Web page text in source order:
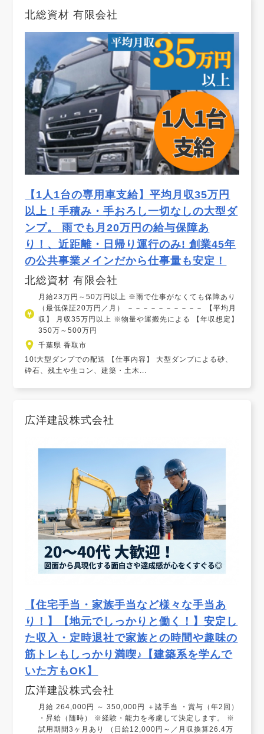
北総資材 有限会社
【1人1台の専用車支給】平均月収35万円
以上！手積み・手おろし一切なしの大型ダ
ンプ。 雨でも月20万円の給与保障あ
り！、近距離・日帰り運行のみ! 創業45年
の公共事業メインだから仕事量も安定！
北総資材 有限会社
月給23万円～50万円以上 ※雨で仕事がなくても保障あり
（最低保証20万円／月） －－－－－－－－－－ 【平均月
収】 月収35万円以上 ※物量や運搬先による 【年収想定】
350万～500万円
千葉県 香取市
10t大型ダンプでの配送 【仕事内容】 大型ダンプによる砂、
砕石、残土や生コン、建築・土木...
広洋建設株式会社
【住宅手当・家族手当など様々な手当あ
り！】【地元でしっかりと働く！】安定し
た収入・定時退社で家族との時間や趣味の
筋トレもしっかり満喫♪【建築系を学んで
いた方もOK】
広洋建設株式会社
月給 264,000円 ～ 350,000円 ＋諸手当 ・賞与（年2回）
・昇給（随時） ※経験・能力を考慮して決定します。 ※
試用期間3ヶ月あり （日給12,000円～／月収換算26.4万